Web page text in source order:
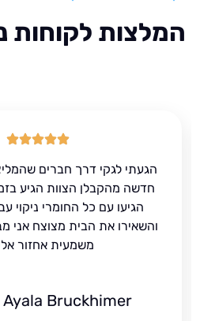
לקוחות
הגעתי לגקי דרך חברים שהמליצו
חדשה מהקבלן הצוות הגיע בזמן
הגיעו עם כל החומרי ניקוי עבדו יסודי
והשאירו את הבית מצוצח אני מבסוטה
משמעית אחזור אליהם
Ayala Bruckhimer